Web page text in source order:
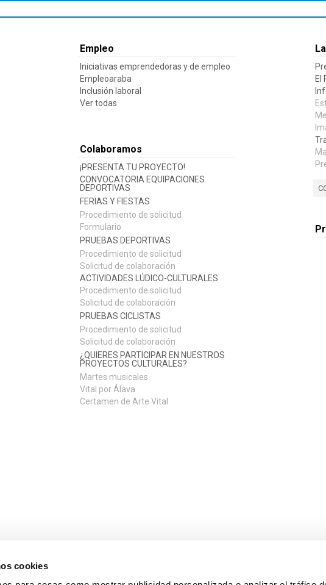
cookies
Empleo
Iniciativas emprendedoras y de empleo
Empleoaraba
Inclusión laboral
Ver todas
Colaboramos
¡PRESENTA TU PROYECTO!
CONVOCATORIA EQUIPACIONES
DEPORTIVAS
FERIAS Y FIESTAS
Procedimiento de solicitud
Formulario
PRUEBAS DEPORTIVAS
Procedimiento de solicitud
Solicitud de colaboración
ACTIVIDADES LÚDICO-CULTURALES
Procedimiento de solicitud
Solicitud de colaboración
PRUEBAS CICLISTAS
Procedimiento de solicitud
Solicitud de colaboración
¿QUIERES PARTICIPAR EN NUESTROS
PROYECTOS CULTURALES?
Martes musicales
Vital por Álava
Certamen de Arte Vital
El